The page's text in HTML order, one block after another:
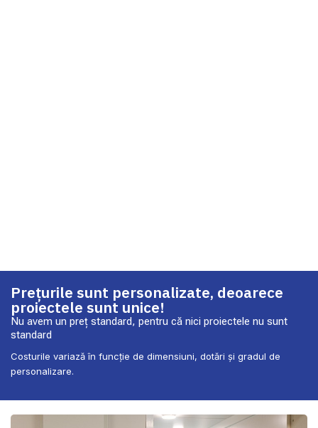
Prețurile sunt personalizate, deoarece
proiectele sunt unice!
Nu avem un preț standard, pentru că nici proiectele nu sunt
standard
Costurile variază în funcție de dimensiuni, dotări și gradul de
personalizare.